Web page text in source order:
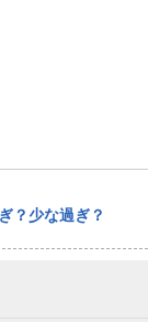
？少な過ぎ？